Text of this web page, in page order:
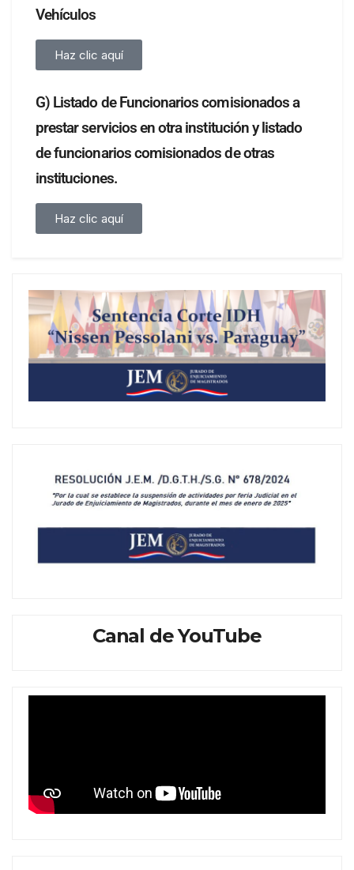
Vehículos
Haz clic aquí
G) Listado de Funcionarios comisionados a
prestar servicios en otra institución y listado
de funcionarios comisionados de otras
instituciones.
Haz clic aquí
Canal de YouTube